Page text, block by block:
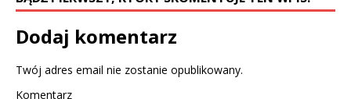
Dodaj komentarz
Twój adres email nie zostanie opublikowany.
Komentarz